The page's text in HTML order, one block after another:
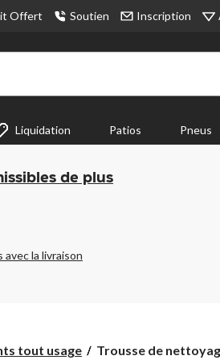
Offert Soutien Inscription
Liquidation Patios Pneus
de plus
avec la livraison
tout usage
Trousse
Trousse de